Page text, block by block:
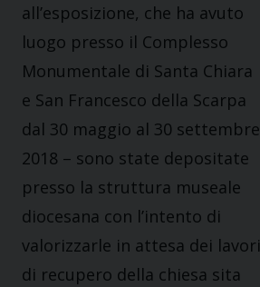
all’esposizione, che ha avuto
luogo presso il Complesso
Monumentale di Santa Chiara
e San Francesco della Scarpa
dal 30 maggio al 30 settembre
2018 – sono state depositate
presso la struttura museale
diocesana con l’intento di
valorizzarle in attesa dei lavori
di recupero della chiesa sita